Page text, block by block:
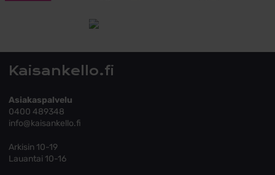
Kaisankello.fi
Asiakaspalvelu
0400 489348
info@kaisankello.fi
Arkisin 10-19
Lauantai 10-16